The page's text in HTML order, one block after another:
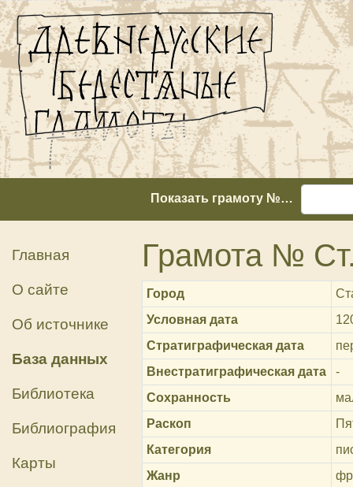
Показать грамоту №…
Главная
О сайте
Об источнике
База данных
Библиотека
Библиография
Карты
Грамота №
Город
Условная дата
Стратиграфическая дата
Внестратиграфическая дата
-
Сохранность
Раскоп
Категория
Жанр